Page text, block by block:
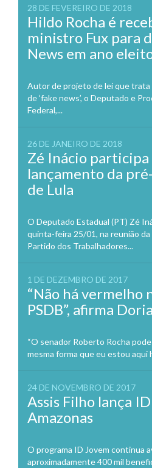
28 DE FEVEREIRO DE 2018
Hildo Rocha é
ministro Fux para
News em ano
Autor de projeto de lei que trata
de ‘fake news’, o Deputado e
Federal,...
26 DE JANEIRO DE 2018
Zé Inácio participa
lançamento da
de Lula
O Deputado Estadual (PT) Zé
quinta-feira 25/01, na reunião
Partido dos Trabalhadores...
1 DE DEZEMBRO DE 2017
“Não há vermelho
PSDB”, afirma Doria
“O senador Roberto Rocha
mesma forma que eu estou aqui
24 DE NOVEMBRO DE 2017
Assis Filho lança
Amazonas
O programa ID Jovem continua
aproximadamente 400 mil